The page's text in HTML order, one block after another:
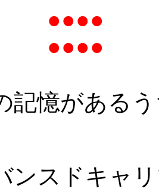
記憶がある
ンスドキャ